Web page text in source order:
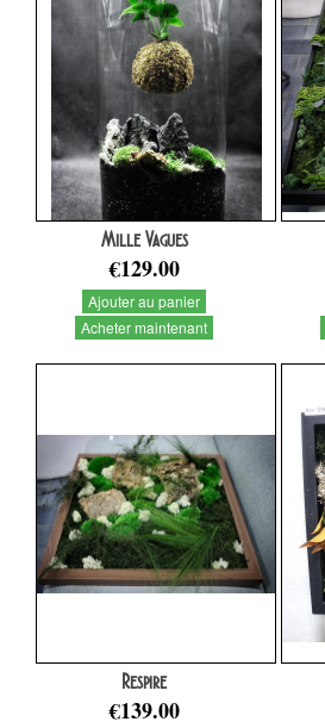
Mille Vagues
€129.00
Ajouter au panier
Acheter maintenant
Respire
€139.00